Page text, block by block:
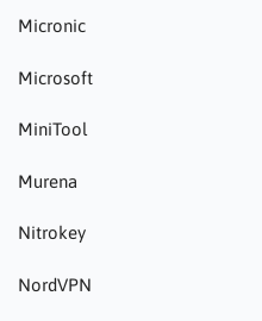
Micronic
Microsoft
MiniTool
Murena
Nitrokey
NordVPN